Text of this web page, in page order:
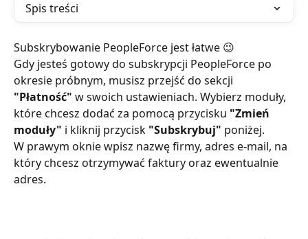
Spis treści
Subskrybowanie PeopleForce jest łatwe 😉
Gdy jesteś gotowy do subskrypcji PeopleForce po
okresie próbnym, musisz przejść do sekcji
"Płatność" w swoich ustawieniach. Wybierz moduły,
które chcesz dodać za pomocą przycisku "Zmień
moduły" i kliknij przycisk "Subskrybuj" poniżej.
W prawym oknie wpisz nazwę firmy, adres e-mail, na
który chcesz otrzymywać faktury oraz ewentualnie
adres.